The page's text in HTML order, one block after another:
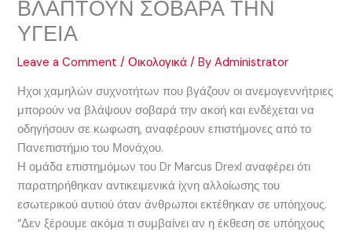
ΒΛΑΠΤΟΥΝ ΣΟΒΑΡΑ ΤΗΝ
ΥΓΕΙΑ
Leave a Comment /Οικολογικά / ByAdministrator
Ηχοι χαμηλών συχνοτήτων που βγάζουν οι ανεμογεννήτριες
μπορούν να βλάψουν σοβαρά την ακοή και ενδέχεται να
οδηγήσουν σε κωφωση, αναφέρουν επιστήμονες από το
Πανεπιστήμιο του Μονάχου.
Η ομάδα επιστημόμων του Dr Marcus Drexl αναφέρει ότι
παρατηρήθηκαν αντικειμενικά ίχνη αλλοίωσης του
εσωτερικού αυτιού όταν άνθρωποι εκτέθηκαν σε υπόηχους.
“Δεν ξέρουμε ακόμα τι συμβαίνει αν η έκθεση σε υπόηχους